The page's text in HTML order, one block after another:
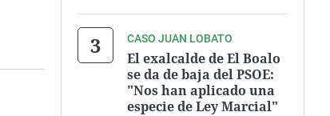
CASO JUAN LOBATO
El exalcalde de El Boalo
se da de baja del PSOE:
"Nos han aplicado una
especie de Ley Marcial"